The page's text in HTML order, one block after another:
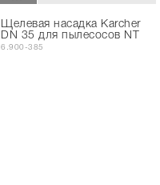
Щелевая насадка Karcher
DN 35 для пылесосов NT
6.900-385